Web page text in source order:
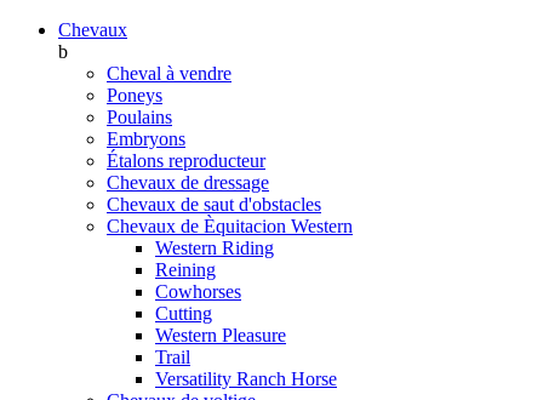
Chevaux
b
Cheval à vendre
Poneys
Poulains
Embryons
Étalons reproducteur
Chevaux de dressage
Chevaux de saut d'obstacles
Chevaux de Èquitacion Western
Western Riding
Reining
Cowhorses
Cutting
Western Pleasure
Trail
Versatility Ranch Horse